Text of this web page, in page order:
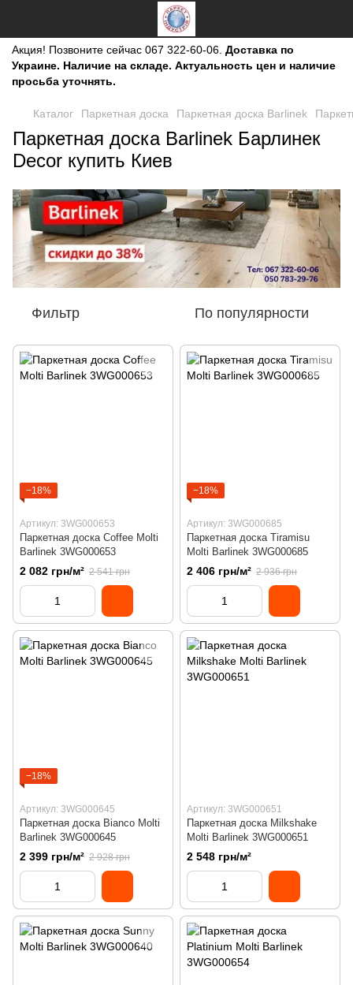
Акция! Позвоните сейчас 067 322-60-06. Доставка по
Украине. Наличие на складе. Актуальность цен и наличие
просьба уточнять.
Каталог Паркетная доска Паркетная доска Barlinek
Паркетная доска Barlinek Барлинек
Decor купить Киев
Фильтр По популярности
−18%
Артикул: 3WG000653
Паркетная доска Coffee Molti
Barlinek 3WG000653
2 082 грн/м² 2 541 грн
−18%
Артикул: 3WG000685
Паркетная доска Tiramisu
Molti Barlinek 3WG000685
2 406 грн/м² 2 936 грн
−18%
Артикул: 3WG000645
Паркетная доска Bianco Molti
Barlinek 3WG000645
2 399 грн/м² 2 928 грн
Артикул: 3WG000651
Паркетная доска Milkshake
Molti Barlinek 3WG000651
2 548 грн/м²